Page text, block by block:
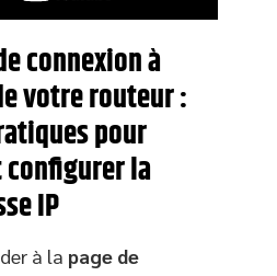
connexion à
votre routeur :
pour
la
IP
à la page de